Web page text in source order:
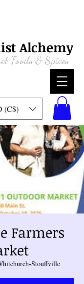
Alchemy
Foods & Spices
(C$)
Farmers
Stouffville